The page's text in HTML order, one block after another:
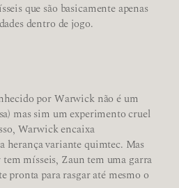
que são basicamente apenas
dentro de jogo.
por Warwick não é um
mas sim um experimento cruel
Warwick encaixa
herança variante quimtec. Mas
tem mísseis, Zaun tem uma garra
pronta para rasgar até mesmo o